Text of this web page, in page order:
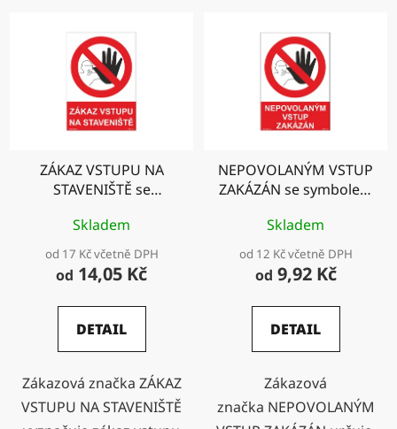
ZÁKAZ VSTUPU NA
STAVENIŠTĚ se
Skladem
od 17 Kč včetně DPH
od 14,05 Kč
DETAIL
Zákazová značka ZÁKAZ
VSTUPU NA STAVENIŠTĚ
NEPOVOLANÝM VSTUP
ZAKÁZÁN se symbolem
Skladem
od 12 Kč včetně DPH
od 9,92 Kč
DETAIL
Zákazová
značka NEPOVOLANÝM